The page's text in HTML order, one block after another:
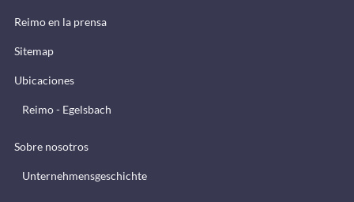
Reimo en la prensa
Sitemap
Ubicaciones
Reimo - Egelsbach
Sobre nosotros
Unternehmensgeschichte